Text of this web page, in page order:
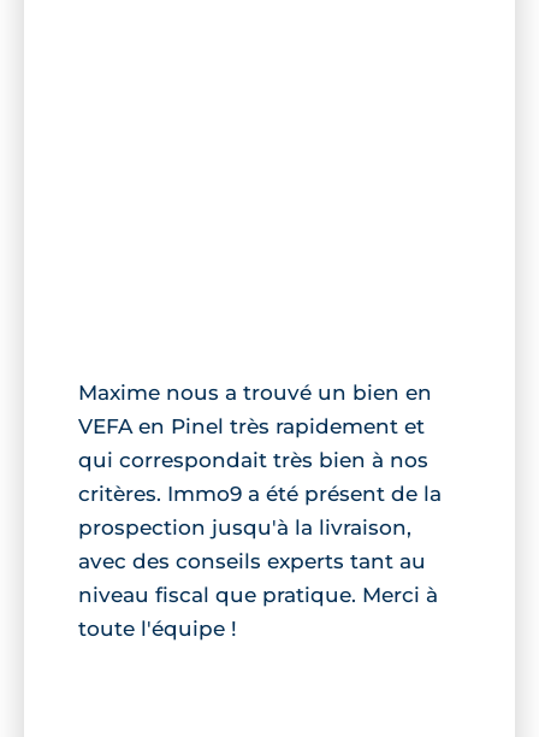
Maxime nous a trouvé un bien en
VEFA en Pinel très rapidement et
qui correspondait très bien à nos
critères. Immo9 a été présent de la
prospection jusqu'à la livraison,
avec des conseils experts tant au
niveau fiscal que pratique. Merci à
toute l'équipe !